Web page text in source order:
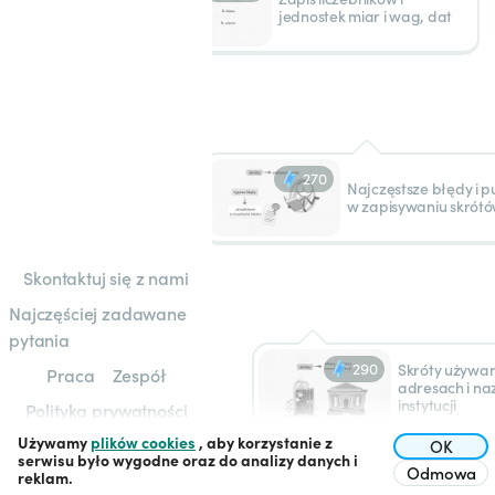
Skontaktuj się z nami
Najczęściej zadawane
pytania
Praca
Zespół
Polityka prywatności
Regulamin
jednostek miar i wag, dat
270
Najczęstsze błędy i
w zapisywaniu
290
Skróty
adresach i
instytucji
Używamy plików cookies , aby korzystanie z
serwisu było wygodne oraz do analizy danych i
reklam.
Odmowa
OK